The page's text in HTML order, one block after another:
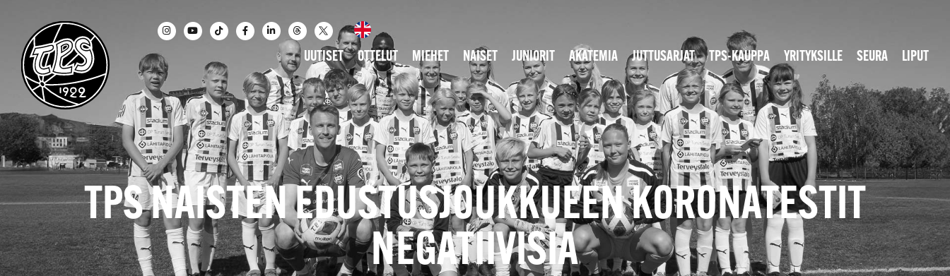
UUTISET OTTELUT MIEHET NAISET JUNIORIT AKATEMIA JUTTUSARJAT TPS-KAUPPA YRITYKSILLE SEURA LIPUT
TPS NAISTEN EDUSTUSJOUKKUEEN KORONATESTIT
NEGATIIVISIA